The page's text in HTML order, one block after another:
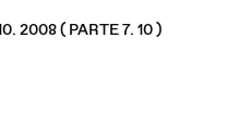
TNA 16. 10. 2008 ( PARTE 7. 10 )